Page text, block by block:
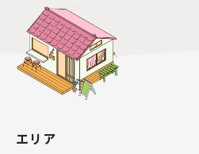
エリア